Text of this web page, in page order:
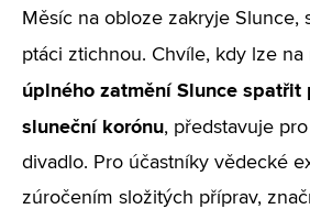
Měsíc na obloze zakryje Slunce,
ptáci ztichnou. Chvíle, kdy lze na
úplného zatmění Slunce spatřit
sluneční korónu, představuje
divadlo. Pro účastníky vědecké
zúročením složitých příprav,